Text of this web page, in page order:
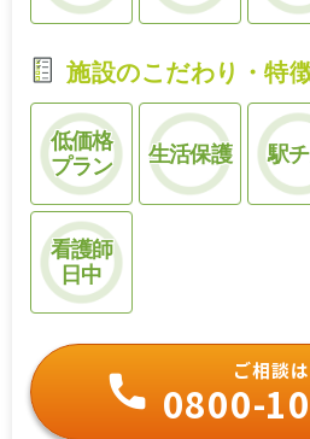
施設のこだわり・特
低価格
プラン
生活保護 駅
看護師
日中
ご相談
0800-